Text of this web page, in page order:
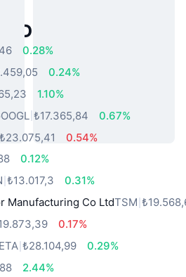
Dünya Varlıkları
0.28%
0.24%
1.10%
₺17.365,84
0.67%
₺23.075,41
0.54%
0.12%
₺13.017,3
0.31%
Manufacturing Co LtdTSM
0.17%
₺28.104,99
0.29%
2.44%